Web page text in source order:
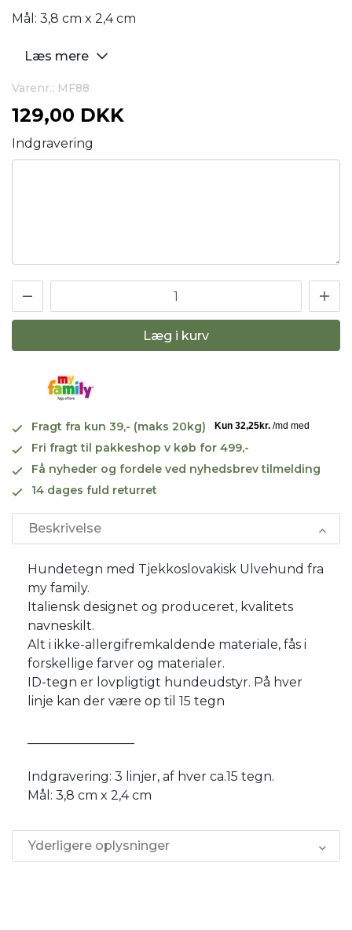
Mål: 3,8 cm x 2,4 cm
Læs mere
Varenr.: MF88
129,00 DKK
Indgravering
Læg i kurv
Fragt fra kun 39,- (maks 20kg)
Fri fragt til pakkeshop v køb for 499,-
Få nyheder og fordele ved nyhedsbrev tilmelding
14 dages fuld returret
Beskrivelse
Hundetegn med Tjekkoslovakisk Ulvehund fra
my family.
Italiensk designet og produceret, kvalitets
navneskilt.
Alt i ikke-allergifremkaldende materiale, fås i
forskellige farver og materialer.
ID-tegn er lovpligtigt hundeudstyr. På hver
linje kan der være op til 15 tegn
Indgravering: 3 linjer, af hver ca.15 tegn.
Mål: 3,8 cm x 2,4 cm
Yderligere oplysninger